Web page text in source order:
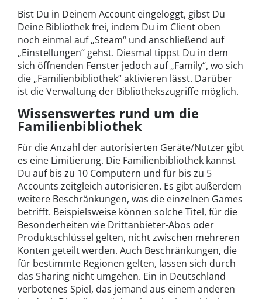
Bist Du in Deinem Account eingeloggt, gibst Du
Deine Bibliothek frei, indem Du im Client oben
noch einmal auf „Steam“ und anschließend auf
„Einstellungen“ gehst. Diesmal tippst Du in dem
sich öffnenden Fenster jedoch auf „Family“, wo sich
die „Familienbibliothek“ aktivieren lässt. Darüber
ist die Verwaltung der Bibliothekszugriffe möglich.
Wissenswertes rund um die
Familienbibliothek
Für die Anzahl der autorisierten Geräte/Nutzer gibt
es eine Limitierung. Die Familienbibliothek kannst
Du auf bis zu 10 Computern und für bis zu 5
Accounts zeitgleich autorisieren. Es gibt außerdem
weitere Beschränkungen, was die einzelnen Games
betrifft. Beispielsweise können solche Titel, für die
Besonderheiten wie Drittanbieter-Abos oder
Produktschlüssel gelten, nicht zwischen mehreren
Konten geteilt werden. Auch Beschränkungen, die
für bestimmte Regionen gelten, lassen sich durch
das Sharing nicht umgehen. Ein in Deutschland
verbotenes Spiel, das jemand aus einem anderen